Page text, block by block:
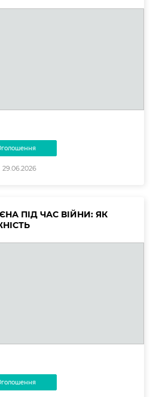
29.06.2026
ПІД ЧАС ВІЙНИ: ЯК